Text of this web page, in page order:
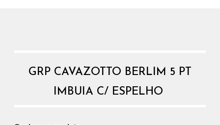
GRP CAVAZOTTO BERLIM 5 PT
IMBUIA C/ ESPELHO